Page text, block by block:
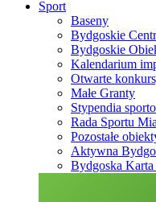
Sport
Baseny
Bydgoskie
Bydgoskie
Kalendarium
Otwarte
Małe Granty
Stypendia
Rada Sportu
Pozostałe
Aktywna
Bydgoska